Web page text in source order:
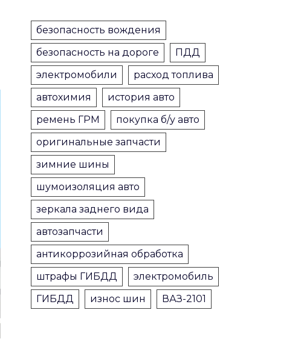
безопасность вождения
безопасность на дороге
ПДД
электромобили
расход топлива
автохимия
история авто
ремень ГРМ
покупка б/у авто
оригинальные запчасти
зимние шины
шумоизоляция авто
зеркала заднего вида
автозапчасти
антикоррозийная обработка
штрафы ГИБДД
электромобиль
ГИБДД
износ шин ВАЗ-2101